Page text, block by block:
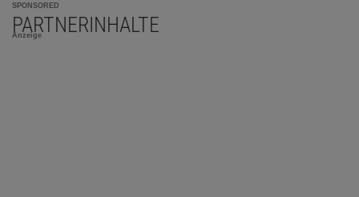
SPONSORED
PARTNERINHALTE
Anzeige